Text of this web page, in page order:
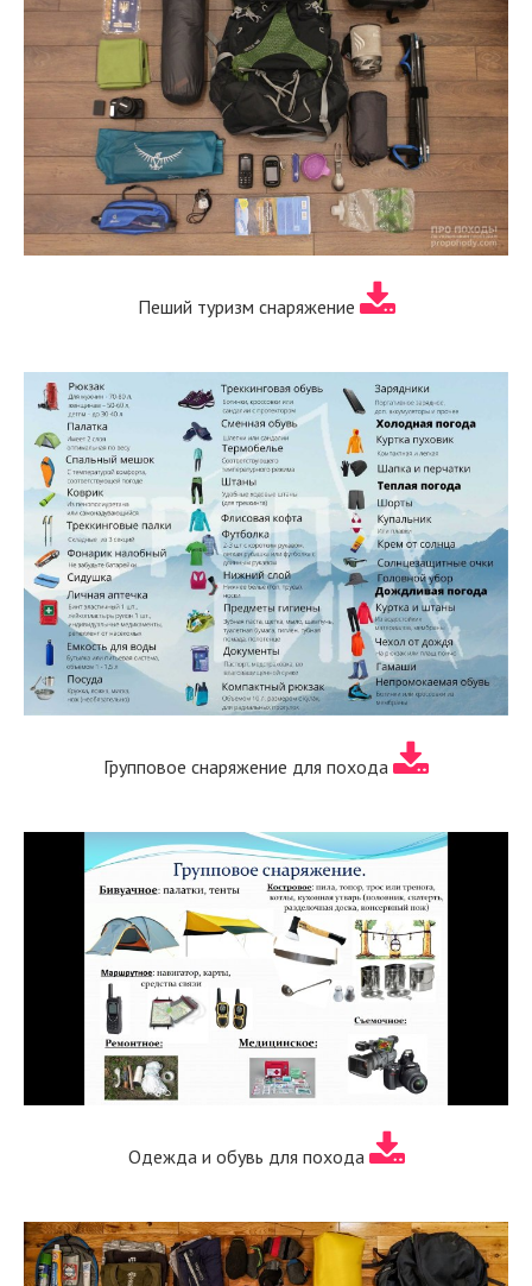
Пеший туризм снаряжение
Групповое снаряжение для похода
Одежда и обувь для похода